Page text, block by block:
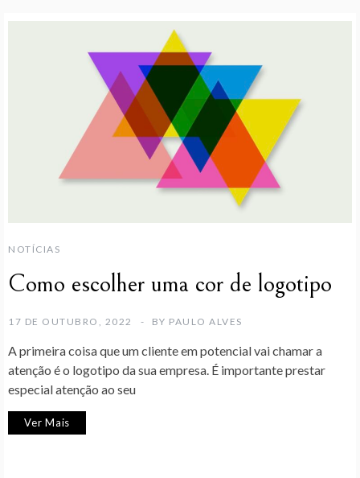
NOTÍCIAS
Como escolher uma cor de logotipo
17 DE OUTUBRO, 2022 BY PAULO ALVES
A primeira coisa que um cliente em potencial vai chamar a
atenção é o logotipo da sua empresa. É importante prestar
especial atenção ao seu
Ver Mais